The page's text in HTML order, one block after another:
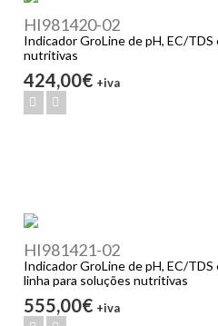
HI981420-02
Indicador GroLine de pH, EC/
nutritivas
424,00€ +iva
HI981421-02
Indicador GroLine de pH, EC/
linha para soluções nutritivas
555,00€ +iva